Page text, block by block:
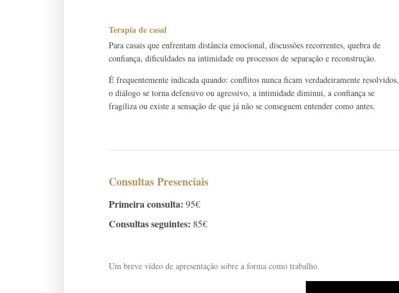
Terapia de casal
Para casais que enfrentam distância emocional, discussões recorrentes, quebra de
confiança, dificuldades na intimidade ou processos de separação e reconstrução.
É frequentemente indicada quando: conflitos nunca ficam verdadeiramente resolvidos,
o diálogo se torna defensivo ou agressivo, a intimidade diminui, a confiança se
fragiliza ou existe a sensação de que já não se conseguem entender como antes.
Consultas Presenciais
Primeira consulta: 95€
Consultas seguintes: 85€
Um breve vídeo de apresentação sobre a forma como trabalho.